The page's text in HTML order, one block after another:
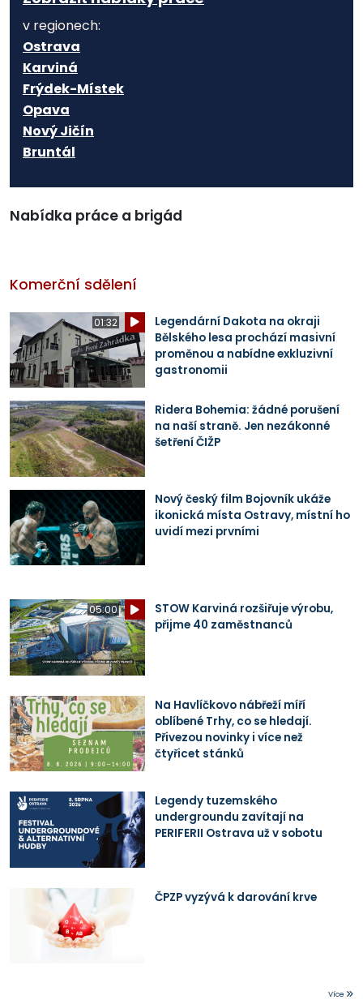
v regionech:
Ostrava
Karviná
Frýdek-Místek
Opava
Nový Jičín
Bruntál
Nabídka práce a brigád
Komerční sdělení
01:32
Legendární Dakota na okraji
Bělského lesa prochází masivní
proměnou a nabídne exkluzivní
gastronomii
Ridera Bohemia: žádné porušení
na naší straně. Jen nezákonné
šetření ČIŽP
Nový český film Bojovník ukáže
ikonická místa Ostravy, místní ho
uvidí mezi prvními
05:00
STOW Karviná rozšiřuje výrobu,
přijme 40 zaměstnanců
Na Havlíčkovo nábřeží míří
oblíbené Trhy, co se hledají.
Přivezou novinky i více než
čtyřicet stánků
Legendy tuzemského
undergroundu zavítají na
PERIFERII Ostrava už v sobotu
ČPZP vyzývá k darování krve
Více